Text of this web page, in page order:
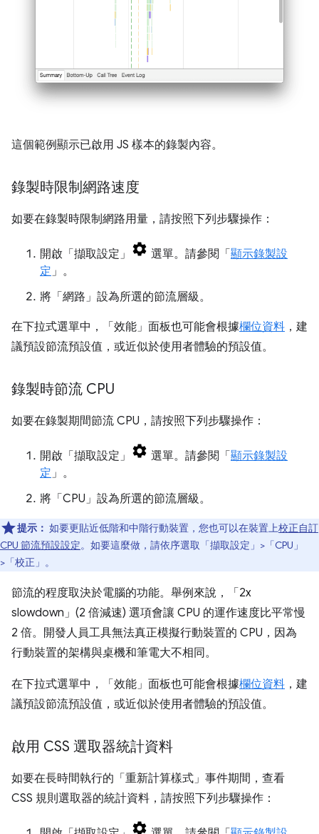
這個範例顯示已啟用 JS 樣本的錄製內容。
錄製時限制網路速度
如要在錄製時限制網路用量，請按照下列步驟操作：
開啟「擷取設定」 選單。請參閱「顯示錄製設
定 」。
將「網路」 設為所選的節流層級。
在下拉式選單中，「效能」 面板也可能會根據欄位資料 ，建
議預設節流預設值，或近似於使用者體驗的預設值。
錄製時節流 CPU
如要在錄製期間節流 CPU，請按照下列步驟操作：
開啟「擷取設定」 選單。請參閱「顯示錄製設
定 」。
將「CPU」 設為所選的節流層級。
提示： 如要更貼近低階和中階行動裝置，您也可以在裝置上校正自訂
CPU 節流預設設定。如要這麼做，請依序選取「擷取設定」 >「CPU」
>「校正」 。
節流的程度取決於電腦的功能。舉例來說，「2x
slowdown」(2 倍減速) 選項會讓 CPU 的運作速度比平常慢
2 倍。開發人員工具無法真正模擬行動裝置的 CPU，因為
行動裝置的架構與桌機和筆電大不相同。
在下拉式選單中，「效能」 面板也可能會根據欄位資料 ，建
議預設節流預設值，或近似於使用者體驗的預設值。
啟用 CSS 選取器統計資料
如要在長時間執行的「重新計算樣式」 事件期間，查看
CSS 規則選取器的統計資料，請按照下列步驟操作：